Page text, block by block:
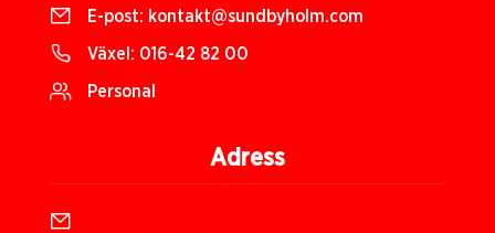
E-post: kontakt@sundbyholm.com
Växel: 016-42 82 00
Personal
Adress